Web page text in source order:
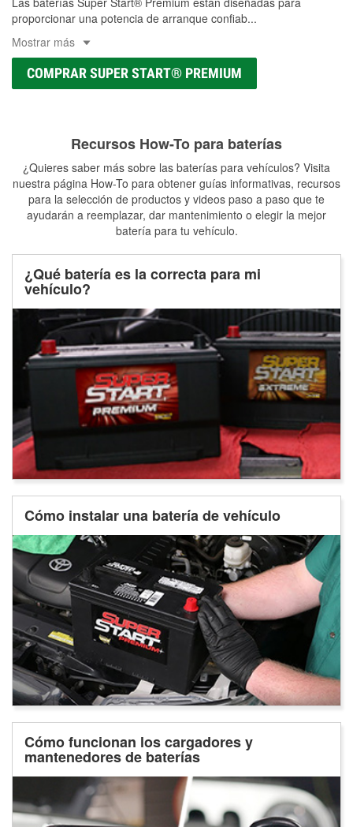
proporcionar una potencia de arranque confiab...
Mostrar más
COMPRAR SUPER START® PREMIUM
Recursos How-To para baterías
¿Quieres saber más sobre las baterías para vehículos? Visita
nuestra página How-To para obtener guías informativas, recursos
para la selección de productos y videos paso a paso que te
ayudarán a reemplazar, dar mantenimiento o elegir la mejor
batería para tu vehículo.
¿Qué batería es la correcta para mi
vehículo?
Cómo instalar una batería de vehículo
Cómo funcionan los cargadores y
mantenedores de baterías